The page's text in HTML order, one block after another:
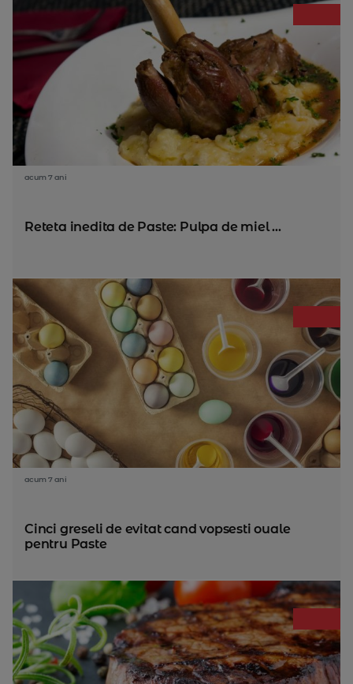
acum 7 ani
Reteta inedita de Paste: Pulpa de miel ...
acum 7 ani
Cinci greseli de evitat cand vopsesti ouale
pentru Paste